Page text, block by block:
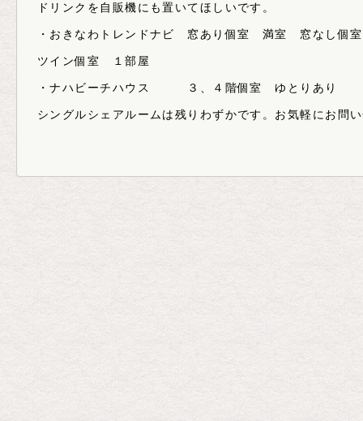
ドリンクを自販機にも置いてほしいです。
・おきなわトレンドナビ 窓あり個室 満室 窓なし個
ツイン個室 １部屋
・ナハビーチハウス ３、４階個室 ゆとりあり
シングルシェアルームは残りわずかです。お気軽にお問